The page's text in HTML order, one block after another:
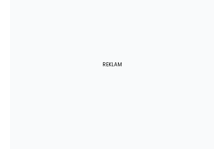
REKLAM